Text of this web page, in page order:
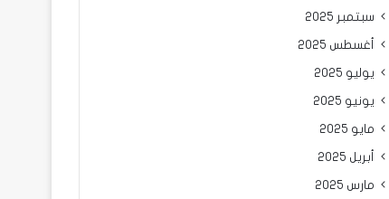
سبتمبر 2025
أغسطس 2025
يوليو 2025
يونيو 2025
مايو 2025
أبريل 2025
مارس 2025